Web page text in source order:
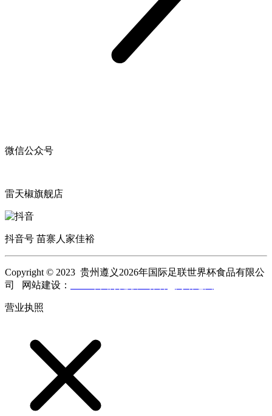
微信公众号
雷天椒旗舰店
抖音号 苗寨人家佳裕
Copyright © 2023 贵州遵义2026年国际足联世界杯食品有限公
司 网站建设：
营业执照